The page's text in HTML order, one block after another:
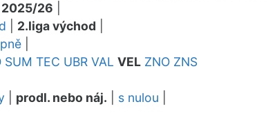
2025/26
2.liga východ
SUM TEC UBR VAL VEL ZNO ZNS
prodl. nebo náj. s nulou